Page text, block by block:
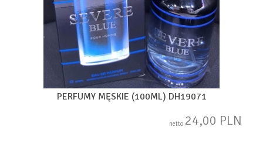
PERFUMY MĘSKIE (100ML) DH19071
netto 24,00 PLN